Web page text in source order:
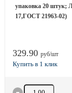
упаковка 20 штук;
17,ГОСТ 21963-02)
329.90 руб/шт
Количество